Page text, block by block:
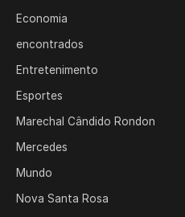
Economia
encontrados
Entretenimento
Esportes
Marechal Cândido Rondon
Mercedes
Mundo
Nova Santa Rosa